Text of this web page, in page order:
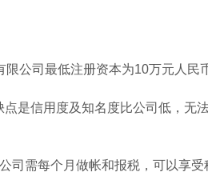
公司最低注册资本为10万元人民
是信用度及知名度比公司低，无
司需每个月做帐和报税，可以享受